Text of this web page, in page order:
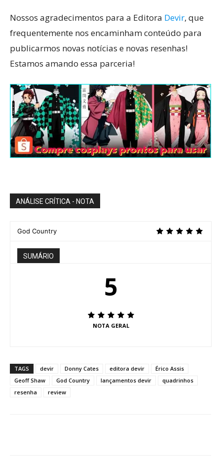
Nossos agradecimentos para a Editora Devir, que
frequentemente nos encaminham conteúdo para
publicarmos novas notícias e novas resenhas!
Estamos amando essa parceria!
ANÁLISE CRÍTICA - NOTA
God Country
SUMÁRIO
5
NOTA GERAL
TAGS devir Donny Cates editora devir
Érico Assis
Geoff Shaw
God Country lançamentos devir
quadrinhos
resenha
review